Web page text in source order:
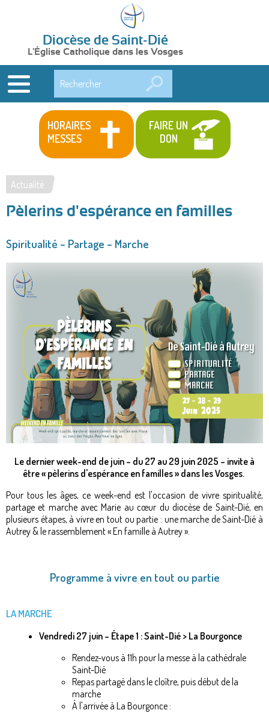
Diocèse de Saint-Dié
L'Église Catholique dans les Vosges
HORAIRES
MESSES
FAIRE UN
DON
Vous
êtes
ici
Actualité
Pèlerins d'espérance en familles
Spiritualité – Partage – Marche
Le dernier week-end de juin – du 27 au 29 juin 2025 – invite à
être « pèlerins d'espérance en familles » dans les Vosges.
Pour tous les âges, ce week-end est l'occasion de vivre spiritualité,
partage et marche avec Marie au cœur du diocèse de Saint-Dié, en
plusieurs étapes, à vivre en tout ou partie : une marche de Saint-Dié à
Autrey & le rassemblement « En famille à Autrey ».
Programme à vivre en tout ou partie
LA MARCHE
Vendredi 27 juin – Étape 1 : Saint-Dié > La Bourgonce
Rendez-vous à 11h pour ​​la messe à la cathédrale
Saint-Dié
Repas partagé dans le cloître, puis début de la
marche
À l'arrivée à La Bourgonce :